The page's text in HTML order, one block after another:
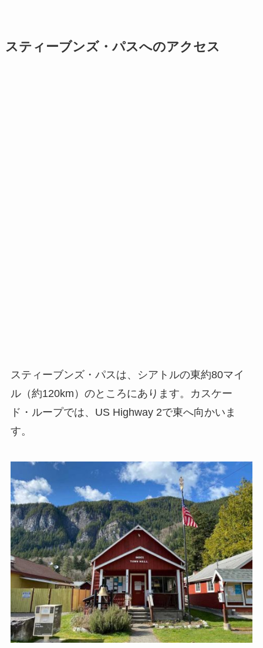
スティーブンズ・パスへのアクセス
スティーブンズ・パスは、シアトルの東約80マイ
ル（約120km）のところにあります。カスケー
ド・ループでは、US Highway 2で東へ向かいま
す。